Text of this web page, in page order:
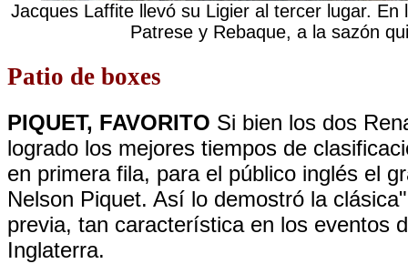
Jacques Laffite llevó su Ligier al tercer lugar. En
Patrese y Rebaque, a la sazón
Patio de boxes
PIQUET, FAVORITO Si bien los dos
logrado los mejores tiempos de
en primera fila, para el público inglés el
Nelson Piquet. Así lo demostró la
previa, tan característica en los eventos
Inglaterra.